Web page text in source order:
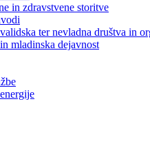
in zdravstvene storitve
ter nevladna društva in
mladinska dejavnost